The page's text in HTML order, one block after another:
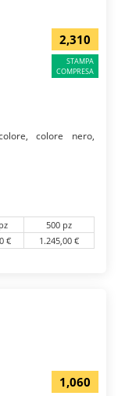
2,310
STAMPA
COMPRESA
colore nero,
500 pz
€ 1.245,00 €
1,060